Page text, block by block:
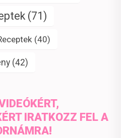
(71)
(40)
(42)
IRATKOZZ FEL A